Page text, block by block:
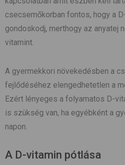
csecsemőkorban fontos, hogy a
gondoskodj, merthogy az anyatej
vitamint.
A gyermekkori növekedésben a
fejlődéséhez elengedhetetlen a
Ezért lényeges a folyamatos D-
is szükség van, ha egyébként a
napon.
A D-vitamin pótlása